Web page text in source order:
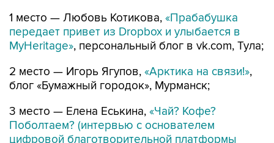
1 место — Любовь Котикова, «Прабабушка
передает привет из Dropbox и улыбается в
MyHeritage», персональный блог в vk.com, Тула;
2 место — Игорь Ягупов, «Арктика на связи!»,
блог «Бумажный городок», Мурманск;
3 место — Елена Еськина, «Чай? Кофе?
Поболтаем? (интервью с основателем
цифровой благотворительной платформы